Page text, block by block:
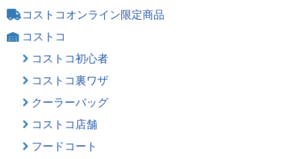
コストコオンライン限定商品
コストコ
コストコ初心者
コストコ裏ワザ
クーラーバッグ
コストコ店舗
フードコート